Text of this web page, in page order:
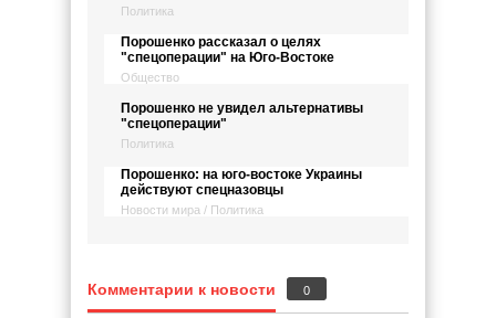
Политика
Порошенко рассказал о целях
"спецоперации" на Юго-Востоке
Общество
Порошенко не увидел альтернативы
"спецоперации"
Политика
Порошенко: на юго-востоке Украины
действуют спецназовцы
Новости мира / Политика
Комментарии к новости 0